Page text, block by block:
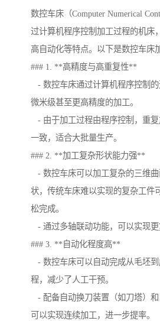
数控车床（Computer Numerical
过计算机程序控制加工过程的机床
高自动化等特点。以下是数控车床
### 1. **高精度与高重复性**
- 数控车床通过计算机程序控制
微米级甚至更高精度的加工。
- 由于加工过程由程序控制，重
一致，适合大批量生产。
### 2. **加工复杂形状能力强**
- 数控车床可以加工复杂的三维
状，传统车床难以实现的复杂工件
松完成。
- 通过多轴联动功能，可以实现更
### 3. **自动化程度高**
- 数控车床可以自动完成从毛坯
程，减少了人工干预。
- 配备自动换刀装置（如刀塔）和
可以实现连续加工，进一步提率。